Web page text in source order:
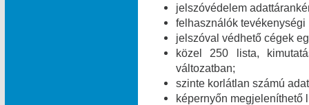
jelszóvédelem
felhasználók
jelszóval védhető cégek
közel 250 lista,
változatban;
szinte korlátlan számú
képernyőn megjeleníthető